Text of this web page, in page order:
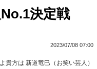
決定戦
2023/07/08 07:00
貴方は 新道竜巳（お笑い芸人）